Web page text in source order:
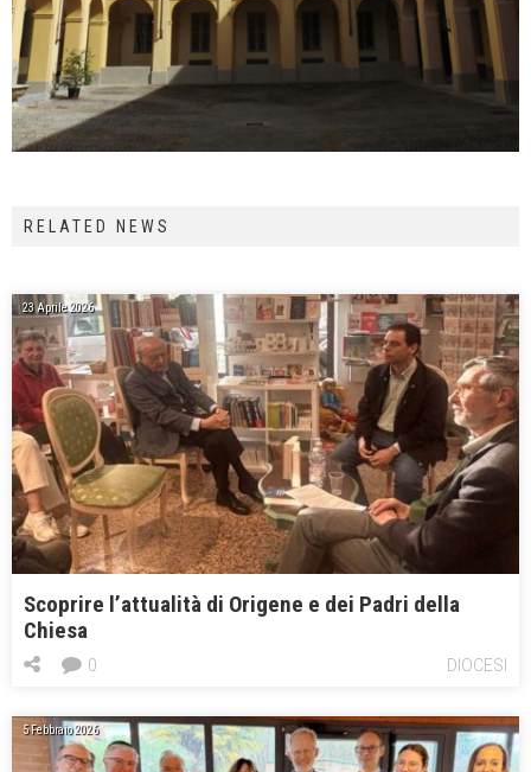
RELATED NEWS
23 Aprile 2026
Scoprire l’attualità di Origene e dei Padri della
Chiesa
DIOCESI
0
5 Febbraio 2026